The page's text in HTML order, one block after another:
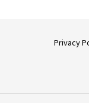
Privacy